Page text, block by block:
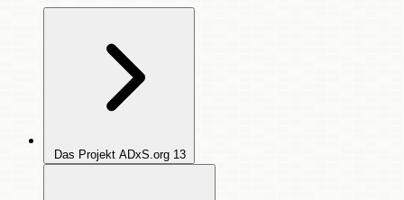
Das Projekt ADxS.org 13